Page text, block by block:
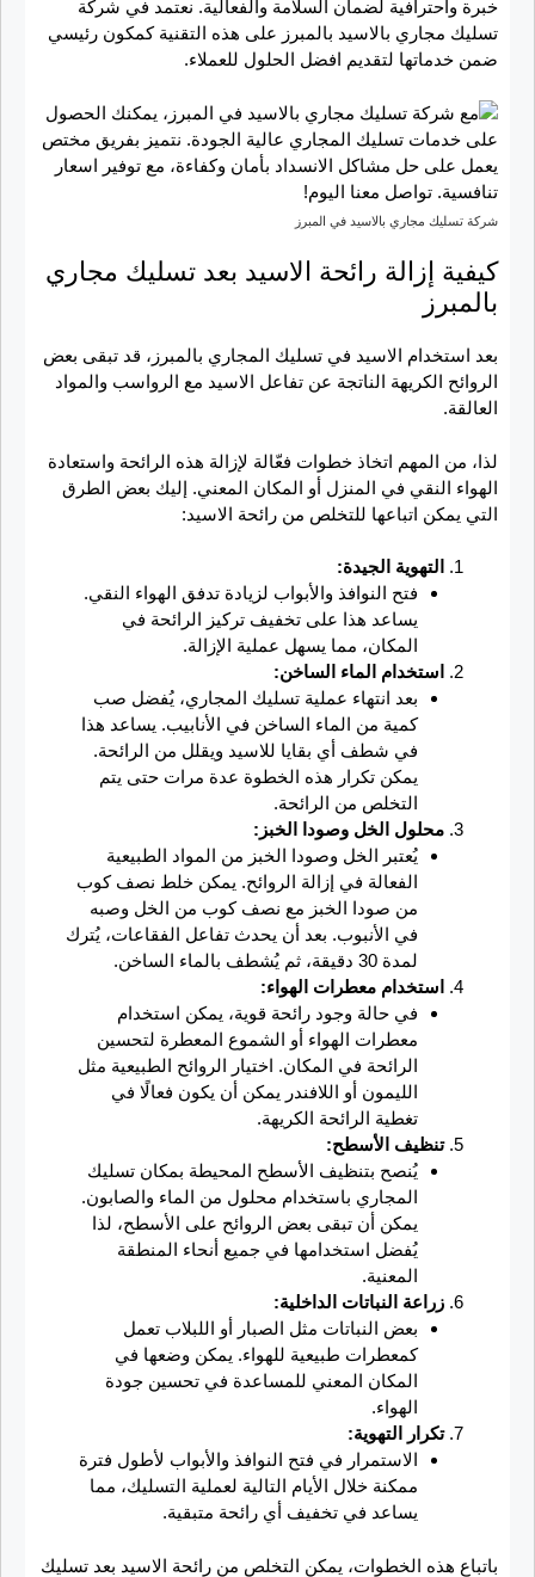
خبرة واحترافية لضمان السلامة والفعالية. نعتمد في شركة
تسليك مجاري بالاسيد بالمبرز على هذه التقنية كمكون رئيسي
ضمن خدماتها لتقديم افضل الحلول للعملاء.
شركة تسليك مجاري بالاسيد في المبرز
كيفية إزالة رائحة الاسيد بعد تسليك مجاري
بالمبرز
بعد استخدام الاسيد في تسليك المجاري بالمبرز، قد تبقى بعض
الروائح الكريهة الناتجة عن تفاعل الاسيد مع الرواسب والمواد
العالقة.
لذا، من المهم اتخاذ خطوات فعّالة لإزالة هذه الرائحة واستعادة
الهواء النقي في المنزل أو المكان المعني. إليك بعض الطرق
التي يمكن اتباعها للتخلص من رائحة الاسيد:
التهوية الجيدة:
فتح النوافذ والأبواب لزيادة تدفق الهواء النقي.
يساعد هذا على تخفيف تركيز الرائحة في
المكان، مما يسهل عملية الإزالة.
استخدام الماء الساخن:
بعد انتهاء عملية تسليك المجاري، يُفضل صب
كمية من الماء الساخن في الأنابيب. يساعد هذا
في شطف أي بقايا للاسيد ويقلل من الرائحة.
يمكن تكرار هذه الخطوة عدة مرات حتى يتم
التخلص من الرائحة.
محلول الخل وصودا الخبز:
يُعتبر الخل وصودا الخبز من المواد الطبيعية
الفعالة في إزالة الروائح. يمكن خلط نصف كوب
من صودا الخبز مع نصف كوب من الخل وصبه
في الأنبوب. بعد أن يحدث تفاعل الفقاعات، يُترك
لمدة 30 دقيقة، ثم يُشطف بالماء الساخن.
استخدام معطرات الهواء:
في حالة وجود رائحة قوية، يمكن استخدام
معطرات الهواء أو الشموع المعطرة لتحسين
الرائحة في المكان. اختيار الروائح الطبيعية مثل
الليمون أو اللافندر يمكن أن يكون فعالًا في
تغطية الرائحة الكريهة.
تنظيف الأسطح:
يُنصح بتنظيف الأسطح المحيطة بمكان تسليك
المجاري باستخدام محلول من الماء والصابون.
يمكن أن تبقى بعض الروائح على الأسطح، لذا
يُفضل استخدامها في جميع أنحاء المنطقة
المعنية.
زراعة النباتات الداخلية:
بعض النباتات مثل الصبار أو اللبلاب تعمل
كمعطرات طبيعية للهواء. يمكن وضعها في
المكان المعني للمساعدة في تحسين جودة
الهواء.
تكرار التهوية:
الاستمرار في فتح النوافذ والأبواب لأطول فترة
ممكنة خلال الأيام التالية لعملية التسليك، مما
يساعد في تخفيف أي رائحة متبقية.
باتباع هذه الخطوات، يمكن التخلص من رائحة الاسيد بعد تسليك